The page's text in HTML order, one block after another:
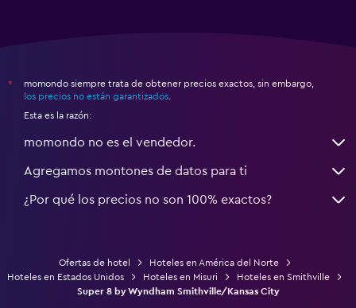
*
momondo siempre trata de obtener precios exactos, sin embargo,
los precios no están garantizados
Esta es la razón:
momondo no es el vendedor.
Agregamos montones de datos para ti
¿Por qué los precios no son 100% exactos?
Ofertas de hotel
Hoteles en América del Norte
Hoteles en Estados Unidos
Hoteles en Misuri
Hoteles en Smithville
Super 8 by Wyndham Smithville/Kansas City